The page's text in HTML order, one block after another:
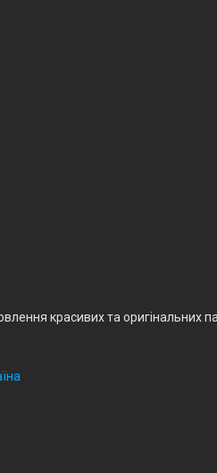
красивих та оригінальних